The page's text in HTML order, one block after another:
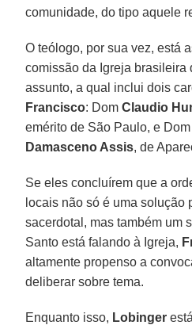
comunidade, do tipo aquele
O teólogo, por sua vez, está
comissão da Igreja brasileira
assunto, a qual inclui dois
Francisco: DomClaudio
emérito de São Paulo, e Dom
Damasceno Assis, de
Se eles concluírem que a
locais não só é uma solução
sacerdotal, mas também um
Santo está falando à Igreja,
altamente propenso a
deliberar sobre tema.
Enquanto isso, Lobinger